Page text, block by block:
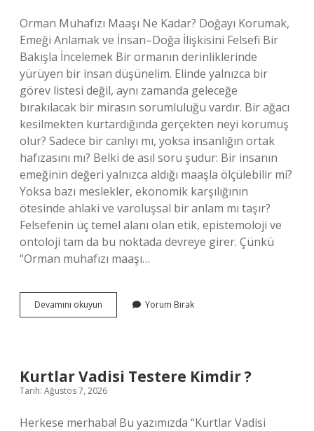
Orman Muhafızı Maaşı Ne Kadar? Doğayı Korumak,
Emeği Anlamak ve İnsan–Doğa İlişkisini Felsefi Bir
Bakışla İncelemek Bir ormanın derinliklerinde
yürüyen bir insan düşünelim. Elinde yalnızca bir
görev listesi değil, aynı zamanda geleceğe
bırakılacak bir mirasın sorumluluğu vardır. Bir ağacı
kesilmekten kurtardığında gerçekten neyi korumuş
olur? Sadece bir canlıyı mı, yoksa insanlığın ortak
hafızasını mı? Belki de asıl soru şudur: Bir insanın
emeğinin değeri yalnızca aldığı maaşla ölçülebilir mi?
Yoksa bazı meslekler, ekonomik karşılığının
ötesinde ahlaki ve varoluşsal bir anlam mı taşır?
Felsefenin üç temel alanı olan etik, epistemoloji ve
ontoloji tam da bu noktada devreye girer. Çünkü
“Orman muhafızı maaşı…
Devamını okuyun
muhafızı
Yorum Bırak
Kurtlar Vadisi Testere Kimdir ?
Tarih: Ağustos 7, 2026
Herkese merhaba! Bu yazımızda “Kurtlar Vadisi